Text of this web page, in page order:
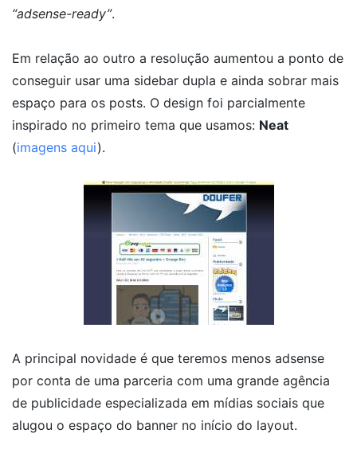
“adsense-ready”.
Em relação ao outro a resolução aumentou a ponto de
conseguir usar uma sidebar dupla e ainda sobrar mais
espaço para os posts. O design foi parcialmente
inspirado no primeiro tema que usamos: Neat
(imagens aqui).
A principal novidade é que teremos menos adsense
por conta de uma parceria com uma grande agência
de publicidade especializada em mídias sociais que
alugou o espaço do banner no início do layout.